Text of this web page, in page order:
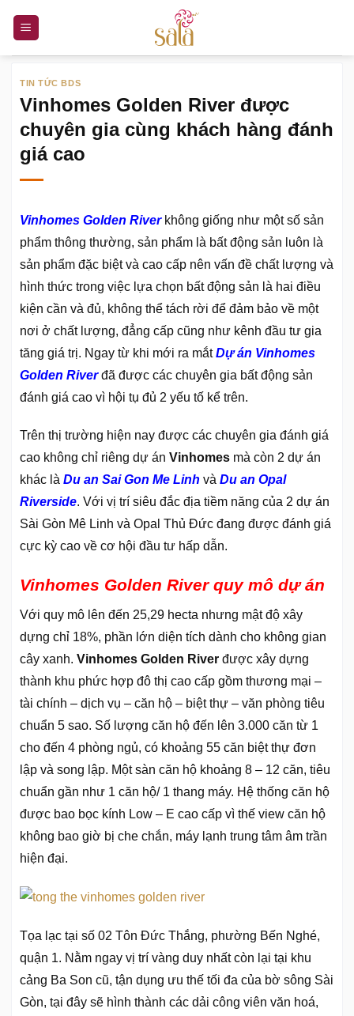
nội
TIN TỨC BDS
Vinhomes Golden River được
chuyên gia cùng khách hàng đánh
giá cao
Vinhomes Golden Riverkhông giống như một số sản
phẩm thông thường, sản phẩm là bất động sản luôn là
sản phẩm đặc biệt và cao cấp nên vấn đề chất lượng và
hình thức trong việc lựa chọn bất động sản là hai điều
kiện cần và đủ, không thể tách rời để đảm bảo về một
nơi ở chất lượng, đẳng cấp cũng như kênh đầu tư gia
tăng giá trị. Ngay từ khi mới ra mắtDự án Vinhomes
Golden Riverđã được các chuyên gia bất động sản
đánh giá cao vì hội tụ đủ 2 yếu tố kể trên.
Trên thị trường hiện nay được các chuyên gia đánh giá
cao không chỉ riêng dự án Vinhomes mà còn 2 dự án
khác là Du an Sai Gon Me Linh và Du an Opal
Riverside. Với vị trí siêu đắc địa tiềm năng của 2 dự án
Sài Gòn Mê Linh và Opal Thủ Đức đang được đánh giá
cực kỳ cao về cơ hội đầu tư hấp dẫn.
Vinhomes Golden River quy mô dự án
Với quy mô lên đến 25,29 hecta nhưng mật độ xây
dựng chỉ 18%, phần lớn diện tích dành cho không gian
cây xanh. Vinhomes Golden River được xây dựng
thành khu phức hợp đô thị cao cấp gồm thương mại –
tài chính – dịch vụ – căn hộ – biệt thự – văn phòng tiêu
chuẩn 5 sao. Số lượng căn hộ đến lên 3.000 căn từ 1
cho đến 4 phòng ngủ, có khoảng 55 căn biệt thự đơn
lập và song lập. Một sàn căn hộ khoảng 8 – 12 căn, tiêu
chuẩn gần như 1 căn hộ/ 1 thang máy. Hệ thống căn hộ
được bao bọc kính Low – E cao cấp vì thế view căn hộ
không bao giờ bị che chắn, máy lạnh trung tâm âm trần
hiện đại.
Tọa lạc tại số 02 Tôn Đức Thắng, phường Bến Nghé,
quận 1. Nằm ngay vị trí vàng duy nhất còn lại tại khu
cảng Ba Son cũ, tận dụng ưu thế tối đa của bờ sông Sài
Gòn, tại đây sẽ hình thành các dải công viên văn hoá,